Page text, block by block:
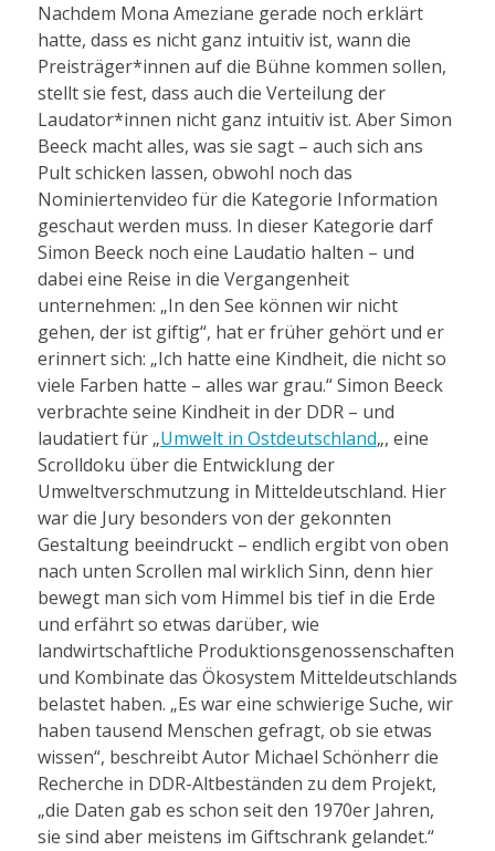
Nachdem Mona Ameziane gerade noch erklärt
hatte, dass es nicht ganz intuitiv ist, wann die
Preisträger*innen auf die Bühne kommen sollen,
stellt sie fest, dass auch die Verteilung der
Laudator*innen nicht ganz intuitiv ist. Aber Simon
Beeck macht alles, was sie sagt – auch sich ans
Pult schicken lassen, obwohl noch das
Nominiertenvideo für die Kategorie Information
geschaut werden muss. In dieser Kategorie darf
Simon Beeck noch eine Laudatio halten – und
dabei eine Reise in die Vergangenheit
unternehmen: „In den See können wir nicht
gehen, der ist giftig“, hat er früher gehört und er
erinnert sich: „Ich hatte eine Kindheit, die nicht so
viele Farben hatte – alles war grau.“ Simon Beeck
verbrachte seine Kindheit in der DDR – und
laudatiert für „Umwelt in Ostdeutschland„, eine
Scrolldoku über die Entwicklung der
Umweltverschmutzung in Mitteldeutschland. Hier
war die Jury besonders von der gekonnten
Gestaltung beeindruckt – endlich ergibt von oben
nach unten Scrollen mal wirklich Sinn, denn hier
bewegt man sich vom Himmel bis tief in die Erde
und erfährt so etwas darüber, wie
landwirtschaftliche Produktionsgenossenschaften
und Kombinate das Ökosystem Mitteldeutschlands
belastet haben. „Es war eine schwierige Suche, wir
haben tausend Menschen gefragt, ob sie etwas
wissen“, beschreibt Autor Michael Schönherr die
Recherche in DDR-Altbeständen zu dem Projekt,
„die Daten gab es schon seit den 1970er Jahren,
sie sind aber meistens im Giftschrank gelandet.“